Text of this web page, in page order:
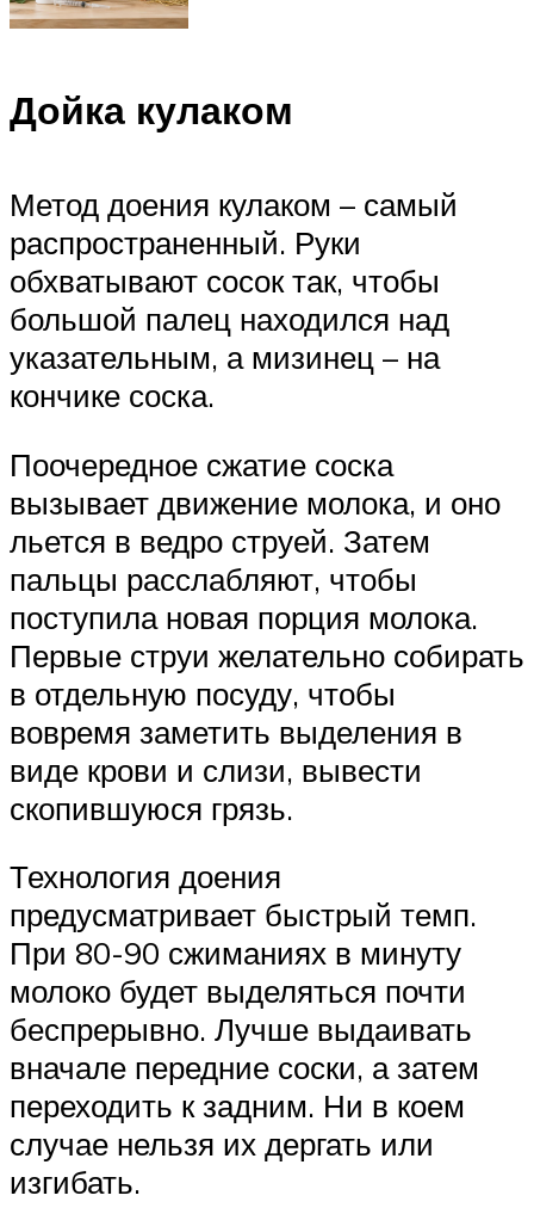
Дойка кулаком
Метод доения кулаком – самый
распространенный. Руки
обхватывают сосок так, чтобы
большой палец находился над
указательным, а мизинец – на
кончике соска.
Поочередное сжатие соска
вызывает движение молока, и оно
льется в ведро струей. Затем
пальцы расслабляют, чтобы
поступила новая порция молока.
Первые струи желательно собирать
в отдельную посуду, чтобы
вовремя заметить выделения в
виде крови и слизи, вывести
скопившуюся грязь.
Технология доения
предусматривает быстрый темп.
При 80-90 сжиманиях в минуту
молоко будет выделяться почти
беспрерывно. Лучше выдаивать
вначале передние соски, а затем
переходить к задним. Ни в коем
случае нельзя их дергать или
изгибать.